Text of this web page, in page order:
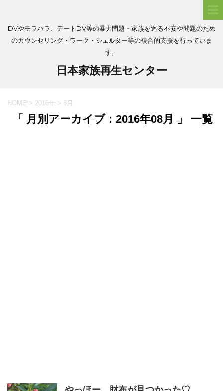
DVやモラハラ、デートDV等の暴力問題・家族を巡る不安や問題のため
のカウンセリング・ワーク・シェルター等の複合的支援を行っていま
す。
日本家族再生センター
HOME > 2016年 > 8月
「 月別アーカイブ：2016年08月 」 一覧